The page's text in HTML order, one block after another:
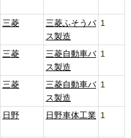
三菱
三菱ふそうバ
ス製造
1
三菱
三菱自動車バ
ス製造
1
三菱
三菱自動車バ
ス製造
1
日野 日野車体工業 1